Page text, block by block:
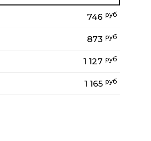
746 руб
873 руб
1 127 руб
1 165 руб